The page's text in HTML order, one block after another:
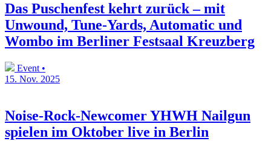
Das Puschenfest kehrt zurück – mit
Unwound, Tune-Yards, Automatic und
Wombo im Berliner Festsaal Kreuzberg
Event •
15. Nov. 2025
Noise-Rock-Newcomer YHWH Nailgun
spielen im Oktober live in Berlin